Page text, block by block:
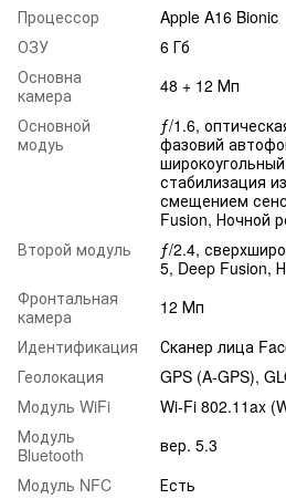
Процессор
Apple A16 Bionic
ОЗУ
6 Гб
Основна
камера
48 + 12 Мп
Основной
модуь
ƒ/1.6,
фазовий
стабилизация
смещением
Fusion, Ночной
Второй модуль
ƒ/2.4,
5, Deep Fusion,
Фронтальная
камера
12 Мп
Идентификация
Сканер лица
Геолокация
GPS (A-GPS),
Модуль WiFi
Wi-Fi 802.11ax
Модуль
Bluetooth
вер. 5.3
Модуль NFC
Есть